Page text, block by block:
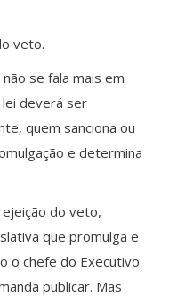
veto.
se fala mais em
deverá ser
quem sanciona ou
e determina
do veto,
que promulga e
o chefe do Executivo
publicar. Mas